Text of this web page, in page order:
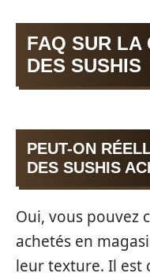
FAQ SUR LA
DES SUSHIS
PEUT-ON
DES SUSHIS
Oui, vous pouvez
achetés en
leur texture. Il est